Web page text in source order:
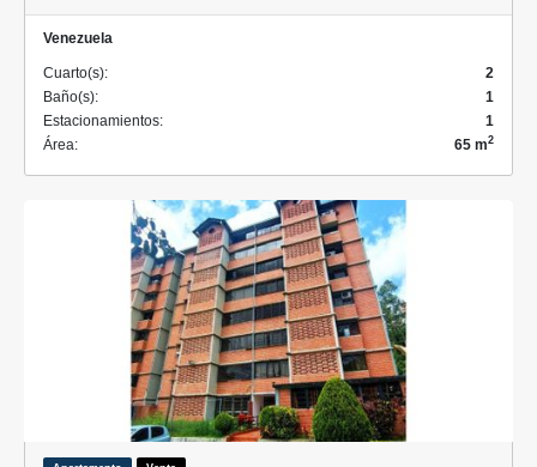
Venezuela
Cuarto(s):
2
Baño(s):
1
Estacionamientos:
1
Área:
65 m2